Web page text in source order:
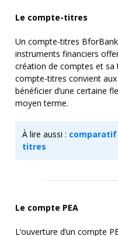
Le compte-titres
Un compte-titres
instruments financiers
création de comptes et sa
compte-titres convient
bénéficier d’une certaine
moyen terme.
À lire aussi : comparatif
titres
Le compte PEA
L’ouverture d’un compte